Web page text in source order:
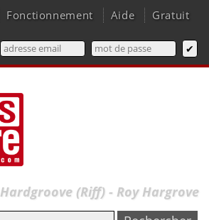
Fonctionnement Aide
Gratuit
Hardgroove (Riff) - Roy Hargrove